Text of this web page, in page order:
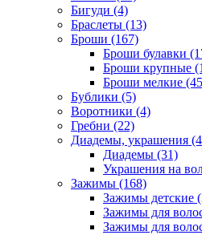
Бигуди (4)
Браслеты (13)
Броши (167)
Броши булавки
Броши крупные
Броши мелкие
Бублики (5)
Воротники (4)
Гребни (22)
Диадемы, украшения
Диадемы (31)
Украшения на
Зажимы (168)
Зажимы детские
Зажимы для
Зажимы для